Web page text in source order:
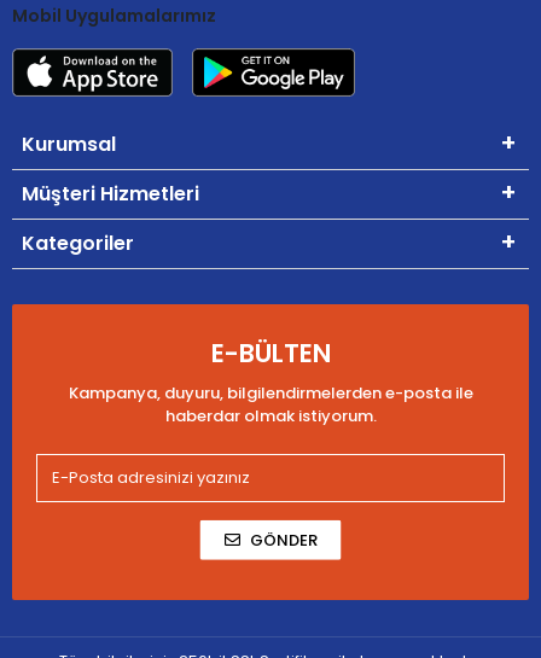
Mobil Uygulamalarımız
Kurumsal
Müşteri Hizmetleri
Kategoriler
E-BÜLTEN
Kampanya, duyuru, bilgilendirmelerden e-posta ile
haberdar olmak istiyorum.
GÖNDER